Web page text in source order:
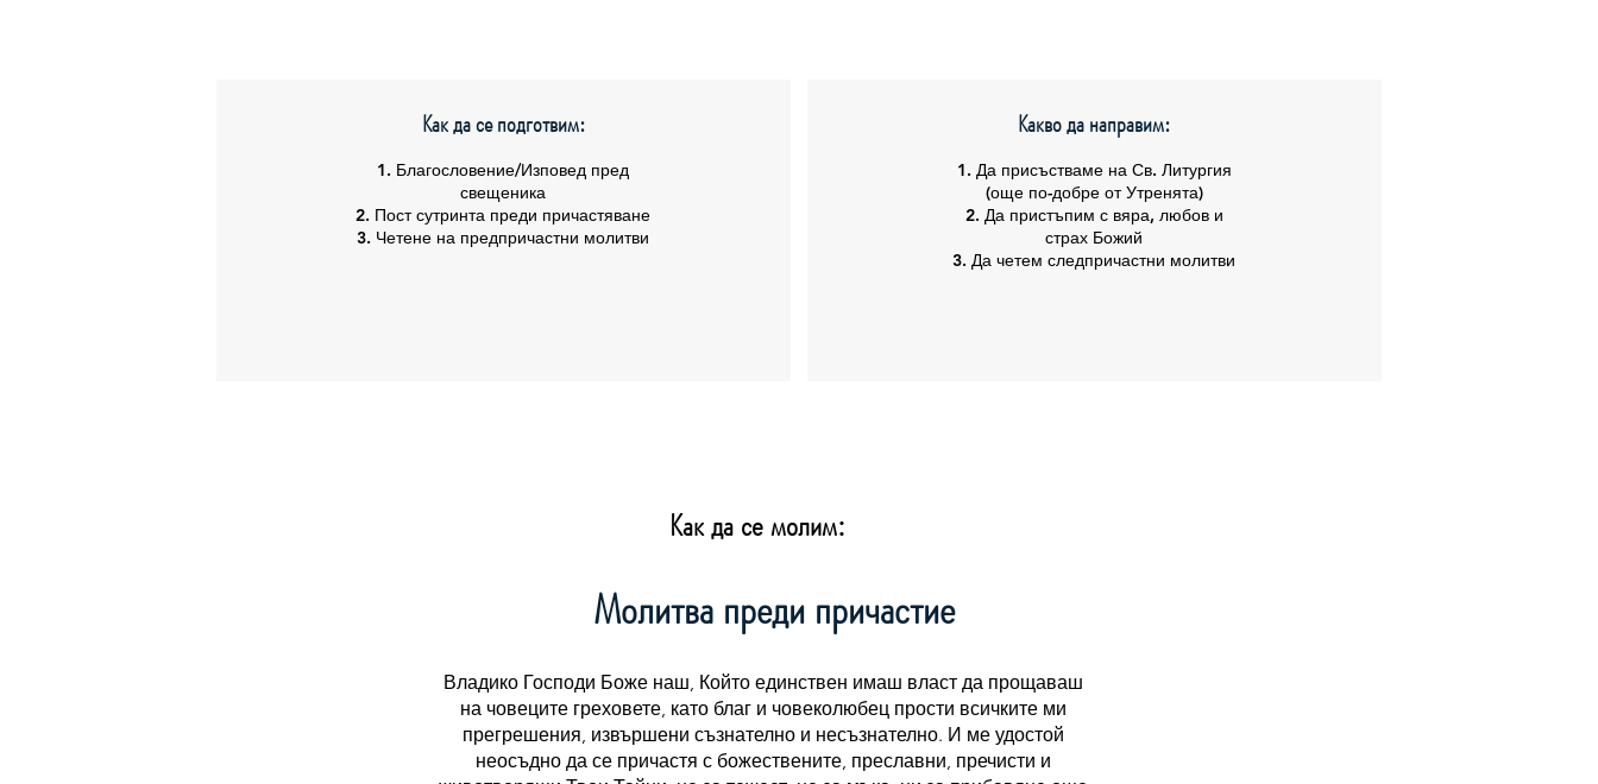
Как да се подготвим:
1. Благословение/Изповед пред
свещеника
2. Пост сутринта преди причастяване
3. Четене на предпричастни молитви
Какво да направим:
1. Да присъстваме на Св. Литургия
(още по-добре от Утренята)
2. Да пристъпим с вяра, любов и
страх Божий
3. Да четем следпричастни молитви
Как да се молим:
Молитва преди причастие
Владико Господи Боже наш, Който единствен имаш власт да прощаваш
на човеците греховете, като благ и човеколюбец прости всичките ми
прегрешения, извършени съзнателно и несъзнателно. И ме удостой
неосъдно да се причастя с божествените, преславни, пречисти и